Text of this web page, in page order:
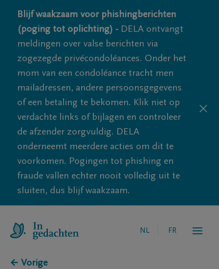
Blijf waakzaam voor phishingberichten
(poging tot oplichting) - DELA ontvangt
meldingen over valse berichten via
zogezegde privécondoléances. Onder het
mom van een condoléance tracht men
mailadressen, andere persoonsgegevens
of een betaling te bekomen. Klik niet op
verdachte links of bijlagen en controleer
de afzender zorgvuldig. DELA
onderneemt meerdere acties om dit te
voorkomen. Pogingen tot phishing en
fraude vallen echter nooit volledig uit te
sluiten, dus blijf waakzaam.
NL FR
← Vorige